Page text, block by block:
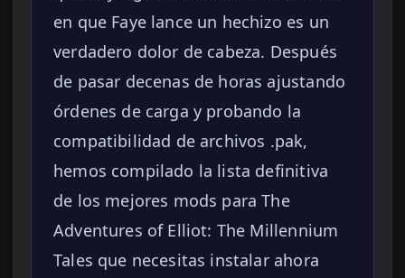
en que Faye lance un hechizo es un
verdadero dolor de cabeza. Después
de pasar decenas de horas ajustando
órdenes de carga y probando la
compatibilidad de archivos .pak,
hemos compilado la lista definitiva
de los mejores mods para The
Adventures of Elliot: The Millennium
Tales que necesitas instalar ahora